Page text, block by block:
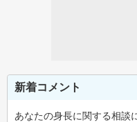
新着コメント
あなたの身長に関する相談